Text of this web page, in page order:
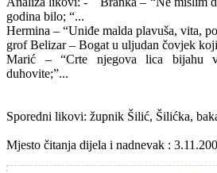
godina bilo; “...
Hermina – “Uniđe malda plavuša, vita,
grof Belizar – Bogat u uljudan čovjek
Marić – “Crte njegova lica bijahu
duhovite;”...
Sporedni likovi: župnik Šilić, Šilićka,
Mjesto čitanja dijela i nadnevak :